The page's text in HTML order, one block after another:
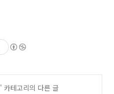
' 카테고리의 다른 글